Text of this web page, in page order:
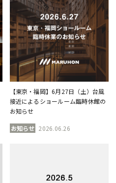
【東京・福岡】6月27日（土）台風
接近によるショールーム臨時休館の
お知らせ
お知らせ 2026.06.26